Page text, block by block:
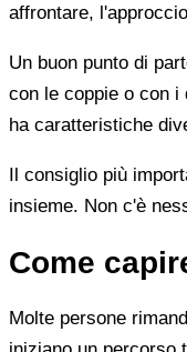
affrontare,
Un buon punto di
con le coppie o con
ha caratteristiche
Il consiglio più
insieme. Non c'è
Come
Molte persone